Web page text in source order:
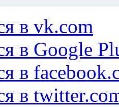
в vk.com
в Google
в
в